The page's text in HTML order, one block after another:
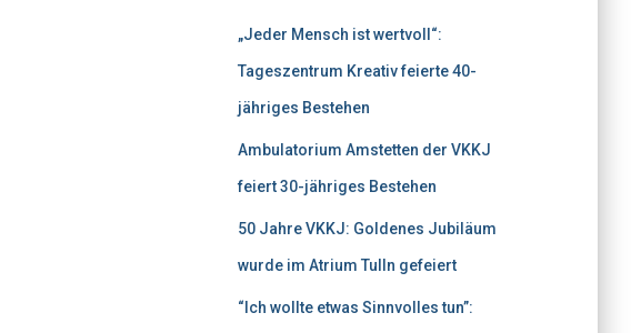
„Jeder Mensch ist wertvoll“:
Tageszentrum Kreativ feierte 40-
jähriges Bestehen
Ambulatorium Amstetten der VKKJ
feiert 30-jähriges Bestehen
50 Jahre VKKJ: Goldenes Jubiläum
wurde im Atrium Tulln gefeiert
“Ich wollte etwas Sinnvolles tun”: